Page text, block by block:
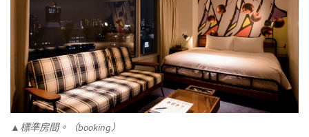
▲標準房間。（booking）